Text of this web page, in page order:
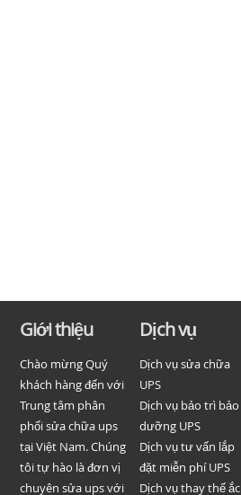
Giới thiệu
Chào mừng Quý
khách hàng đến với
Trung tâm phân
phối sửa chữa ups
tại Việt Nam. Chúng
tôi tự hào là đơn vị
chuyên sửa ups với
Dịch vụ
Dịch vụ sửa chữa
UPS
Dịch vụ bảo trì bảo
dưỡng UPS
Dịch vụ tư vấn lắp
đặt miễn phí UPS
Dịch vụ thay thế ắc